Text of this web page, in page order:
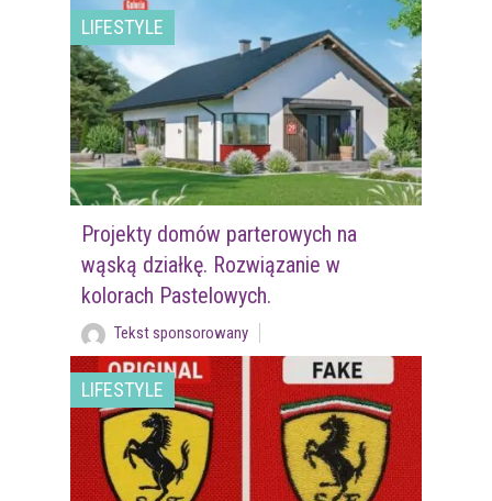
LIFESTYLE
Projekty domów parterowych na
wąską działkę. Rozwiązanie w
kolorach Pastelowych.
Tekst sponsorowany
LIFESTYLE